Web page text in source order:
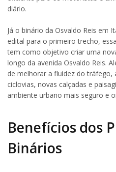
diário.
Já o binário da Osvaldo Reis em
edital para o primeiro trecho,
tem como objetivo criar uma
longo da avenida Osvaldo Reis.
de melhorar a fluidez do tráfego,
ciclovias, novas calçadas e
ambiente urbano mais seguro e
Benefícios dos
Binários